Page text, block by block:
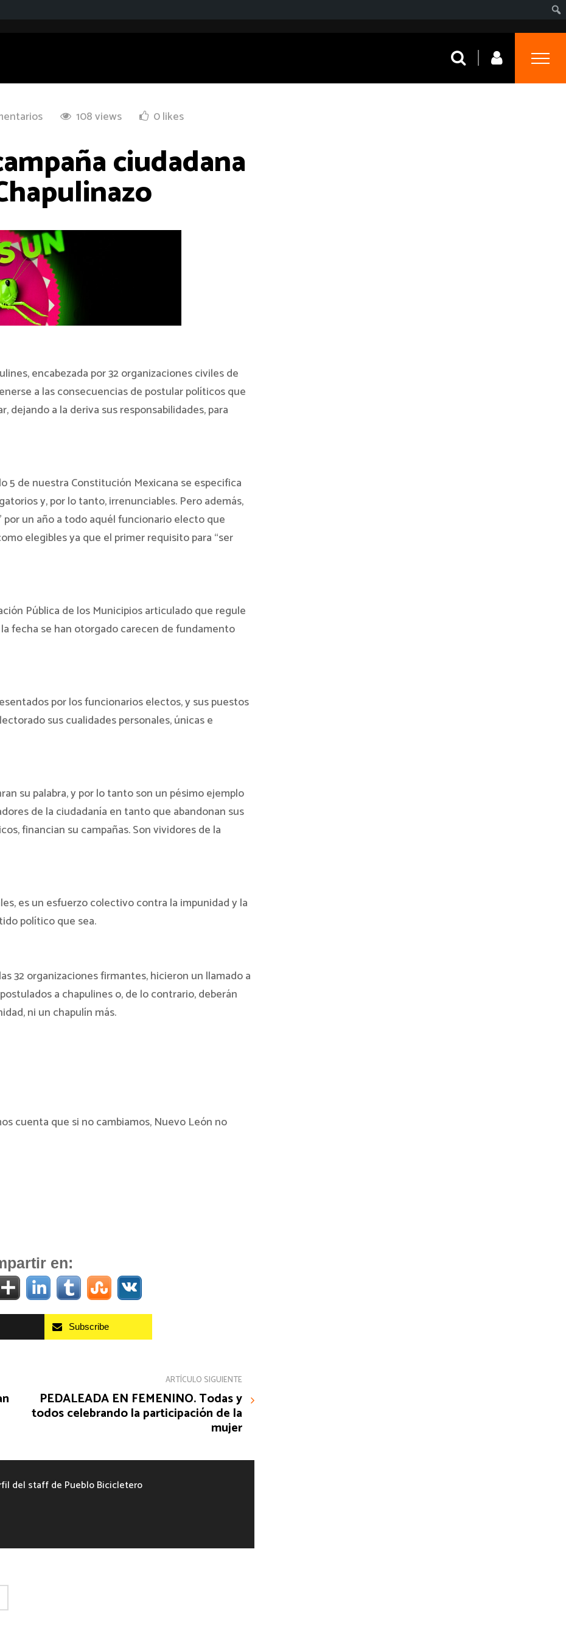
108 views 0 likes
ciudadana
encabezada por 32 organizaciones civiles de
a las consecuencias de postular políticos que
dejando a la deriva sus responsabilidades, para
5 de nuestra Constitución Mexicana se especifica
y, por lo tanto, irrenunciables. Pero además,
por un año a todo aquél funcionario electo que
elegibles ya que el primer requisito para “ser
Pública de los Municipios articulado que regule
fecha se han otorgado carecen de fundamento
por los funcionarios electos, y sus puestos
sus cualidades personales, únicas e
su palabra, y por lo tanto son un pésimo ejemplo
de la ciudadanía en tanto que abandonan sus
financian su campañas. Son vividores de la
es un esfuerzo colectivo contra la impunidad y la
político que sea.
32 organizaciones firmantes, hicieron un llamado a
a chapulines o, de lo contrario, deberán
ni un chapulín más.
cuenta que si no cambiamos, Nuevo León no
en:
Subscribe
ARTÍCULO SIGUIENTE
PEDALEADA EN FEMENINO. Todas y
todos celebrando la participación de la
mujer
del staff de Pueblo Bicicletero